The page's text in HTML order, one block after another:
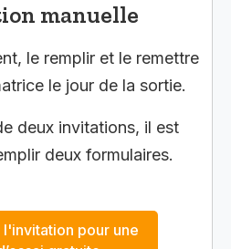
manuelle
le remplir et le remettre
le jour de la sortie.
deux invitations, il est
deux formulaires.
pour une